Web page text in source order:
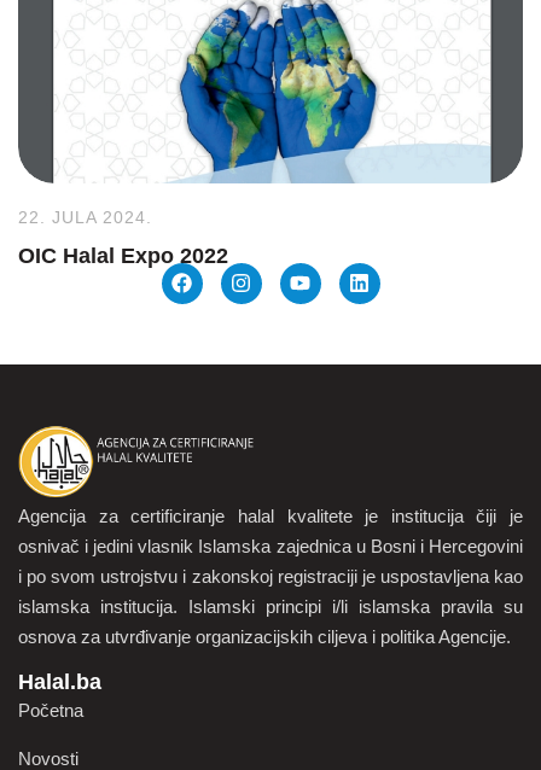
22. JULA 2024.
OIC Halal Expo 2022
Agencija za certificiranje halal kvalitete je institucija čiji je
osnivač i jedini vlasnik Islamska zajednica u Bosni i Hercegovini
i po svom ustrojstvu i zakonskoj registraciji je uspostavljena kao
islamska institucija. Islamski principi i/li islamska pravila su
osnova za utvrđivanje organizacijskih ciljeva i politika Agencije.
Halal.ba
Početna
Novosti